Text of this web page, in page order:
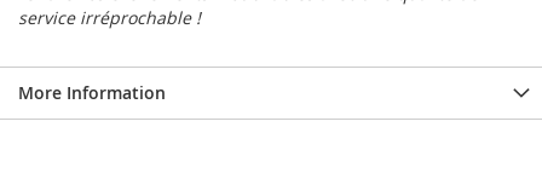
service irréprochable !
More Information